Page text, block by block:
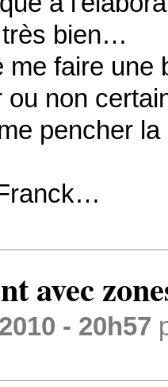
bien…
me faire une
ou non
pencher
avec
- 20h57